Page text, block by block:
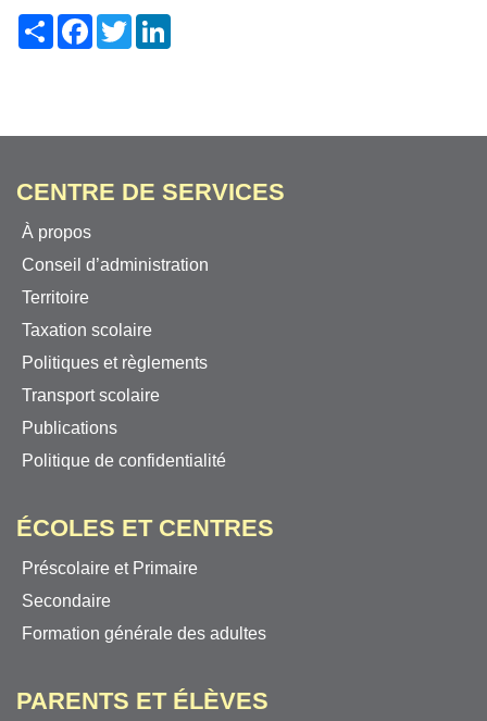
ShareFacebook
Twitter
CENTRE DE SERVICES
À propos
Conseil d’administration
Territoire
Taxation scolaire
Politiques et règlements
Transport scolaire
Publications
Politique de confidentialité
ÉCOLES ET CENTRES
Préscolaire et Primaire
Secondaire
Formation générale des adultes
PARENTS ET ÉLÈVES